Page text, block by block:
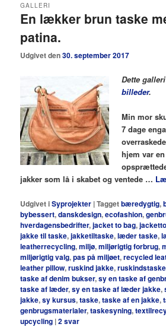
En lækker brun taske
patina.
GALLERI
Udgivet den30. september 2017
Dette
billeder.
Min mor
7 dage
hjem var
jakker som lå i skabet og ventede …
Udgivet iSyprojekter |Taggetbæredygtig,
bybessert,danskdesign,ecofashion,
hverdagensbedrifter,jacket to bag,
jakke til taske,jakketiltaske,læder taske,
leatherrecycling,miljø,miljørigtig forbrug,
miljørigtig valg,pas på miljøet,recycled
leather pillow,ruskind jakke,ruskindstaske
taske af denim bukser,sy en taske af
taske af læder,sy en taske af læder jakke,
jakke,sy kursus,taske,taske af en jakke,
genbrugsmaterialer,taskesyning,
upcycling |2svar